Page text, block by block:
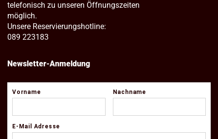
telefonisch zu unseren Öffnungszeiten
möglich.
Unsere Reservierungshotline:
089 223183
Newsletter-Anmeldung